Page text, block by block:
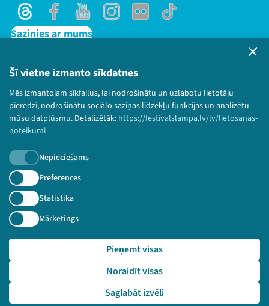
Šī vietne izmanto sīkdatnes
Mēs izmantojam sīkfailus, lai nodrošinātu un uzlabotu lietotāju
pieredzi, nodrošinātu sociālo saziņas līdzekļu funkcijas un analizētu
mūsu datplūsmu. Detalizētāk: https://festivalslampa.lv/lv/lietosanas-
noteikumi
Nepieciešams
Preferences
Statistika
Mārketings
Saglabāt izvēli
Noraidīt visas
Pieņemt visas
ThreadsFacebookYoutubeInstagram
Flick TikTok
Sazinies ar mums
Lietošanas noteikumi un sīkdatņu politika
Bērnu aizsardzības politika
© 2026 Sarunu festivāls LAMPA Visas tiesības
paturētas.
Piesakies jaunumiem!
Nepalaid garām aktuālāko informāciju!
Pieteikties
🔗 https://festivalslampa.lv/lv/video-arhivs/1569